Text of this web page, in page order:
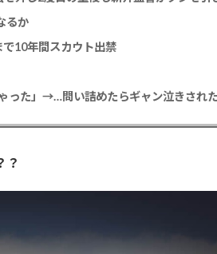
るか
10年間スカウト出禁
？